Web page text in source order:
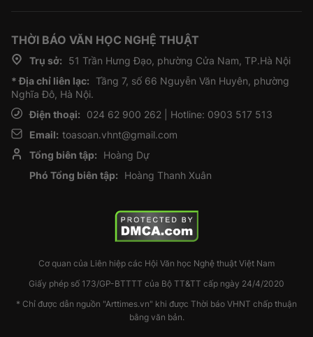
THỜI BÁO VĂN HỌC NGHỆ THUẬT
Trụ sở:
51 Trần Hưng Đạo, phường Cửa Nam, TP.Hà Nội
* Địa chỉ liên lạc: Tầng 7, số 66 Nguyễn Văn Huyên, phường
Nghĩa Đô, Hà Nội.
Điện thoại:
024 62 900 262 | Hotline: 0903 517 513
Email: toasoan.vhnt@gmail.com
Tổng biên tập:
Hoàng Dự
Phó Tổng biên tập:
Hoàng Thanh Xuân
Cơ quan của Liên hiệp các Hội Văn học Nghệ thuật Việt Nam
Giấy phép số 173/GP-BTTTT của Bộ TT&TT cấp ngày 24/4/2020
* Chỉ được dẫn nguồn "Arttimes.vn" khi được Thời báo VHNT chấp thuận
bằng văn bản.